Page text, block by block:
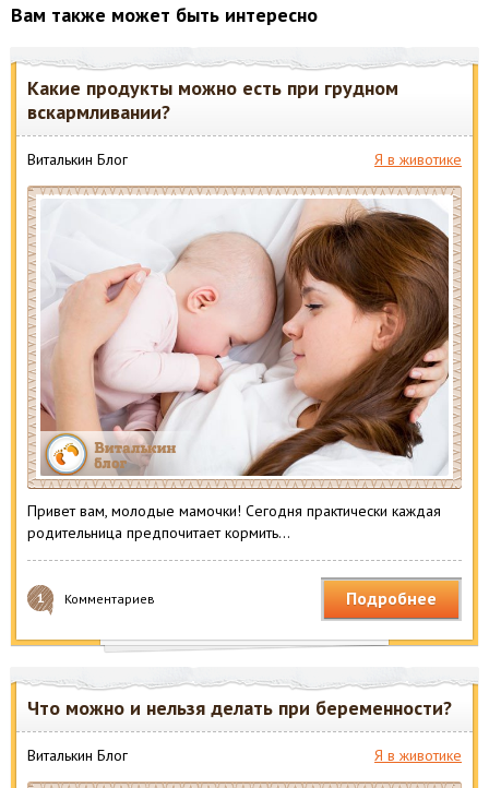
Вам также может быть интересно
Какие продукты можно есть при грудном
вскармливании?
Виталькин Блог Я в животике
Привет вам, молодые мамочки! Сегодня практически каждая
родительница предпочитает кормить…
1 Комментариев Подробнее
Что можно и нельзя делать при беременности?
Виталькин Блог Я в животике